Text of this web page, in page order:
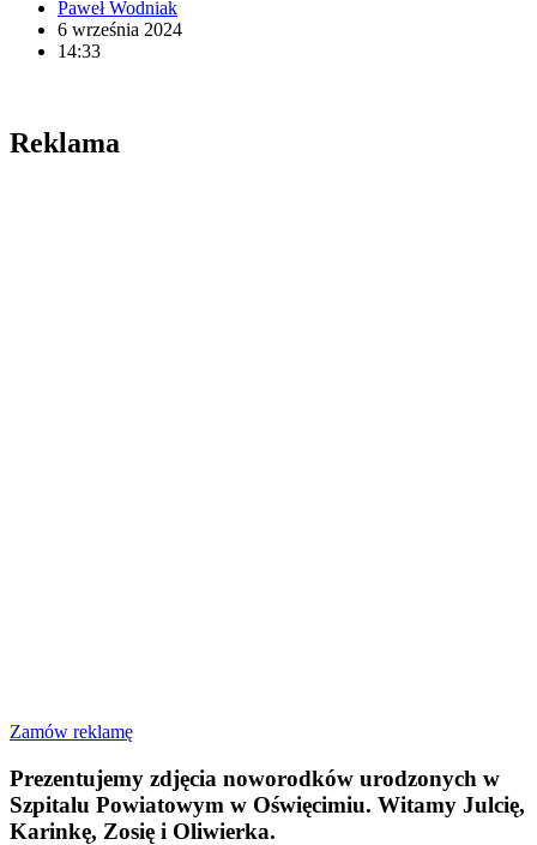
Paweł Wodniak
6 września 2024
14:33
Reklama
Zamów reklamę
Prezentujemy zdjęcia noworodków urodzonych w
Szpitalu Powiatowym w Oświęcimiu. Witamy Julcię,
Karinkę, Zosię i Oliwierka.